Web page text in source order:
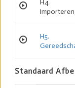
H4.
H5.
Standaard